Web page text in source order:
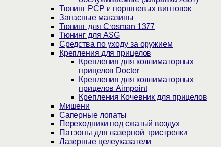
Тюнинг PCP и поршневых винтовок
Запасные магазины
Тюнинг для Crosman 1377
Тюнинг для ASG
Средства по уходу за оружием
Крепления для прицелов
Крепления для коллиматорных
прицелов Docter
Крепления для коллиматорных
прицелов Aimpoint
Крепления Кочевник для прицелов
Мишени
Саперные лопаты
Переходники под сжатый воздух
Патроны для лазерной пристрелки
Лазерные целеуказатели